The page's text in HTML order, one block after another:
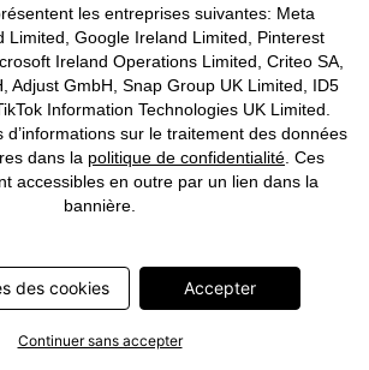
42,95
MEILLEURES VENTES
Rideau 100% coton (1 pce)
à partir deCHF 19,95
les entreprises suivantes: Meta
Limited, Google Ireland Limited, Pinterest
Ireland Operations Limited, Criteo SA,
Adjust GmbH, Snap Group UK Limited, ID5
Information Technologies UK Limited.
d’informations sur le traitement des données
dans la politique de confidentialité . Ces
accessibles en outre par un lien dans la
bannière.
des cookies Accepter
Continuer sans accepter